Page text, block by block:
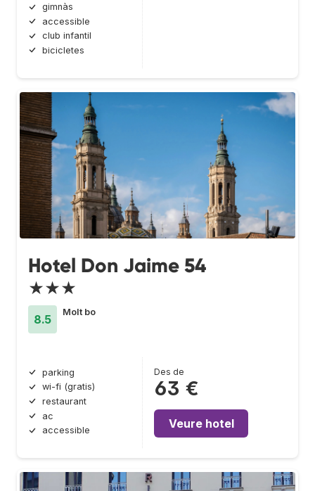
gimnàs
accessible
club infantil
bicicletes
Hotel Don Jaime 54
★★★
8.5
Molt bo
parking
wi-fi (gratis)
restaurant
ac
accessible
Des de
63 €
Veure hotel